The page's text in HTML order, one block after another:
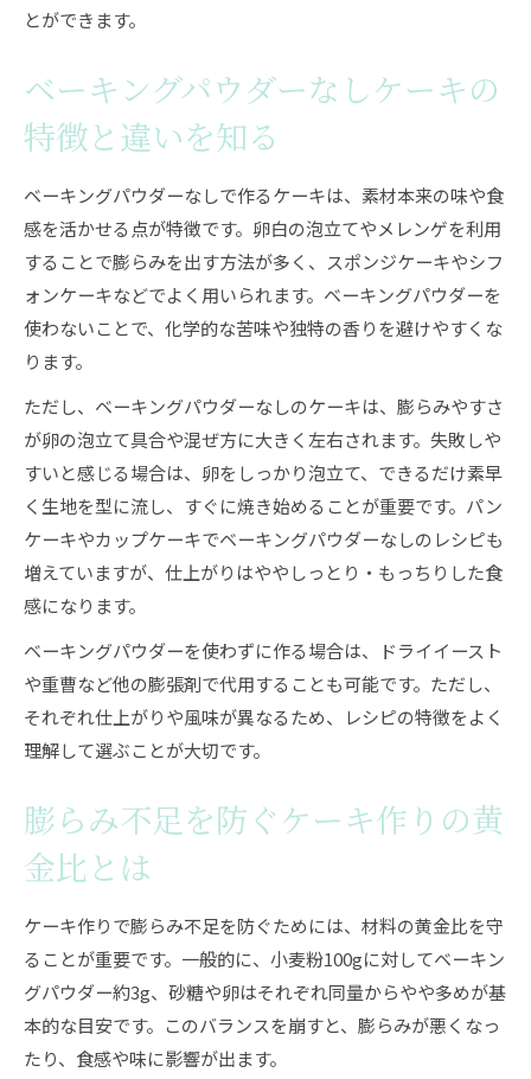
とができます。
ベーキングパウダーなしケーキの
特徴と違いを知る
ベーキングパウダーなしで作るケーキは、素材本来の味や食
感を活かせる点が特徴です。卵白の泡立てやメレンゲを利用
することで膨らみを出す方法が多く、スポンジケーキやシフ
ォンケーキなどでよく用いられます。ベーキングパウダーを
使わないことで、化学的な苦味や独特の香りを避けやすくな
ります。
ただし、ベーキングパウダーなしのケーキは、膨らみやすさ
が卵の泡立て具合や混ぜ方に大きく左右されます。失敗しや
すいと感じる場合は、卵をしっかり泡立て、できるだけ素早
く生地を型に流し、すぐに焼き始めることが重要です。パン
ケーキやカップケーキでベーキングパウダーなしのレシピも
増えていますが、仕上がりはややしっとり・もっちりした食
感になります。
ベーキングパウダーを使わずに作る場合は、ドライイースト
や重曹など他の膨張剤で代用することも可能です。ただし、
それぞれ仕上がりや風味が異なるため、レシピの特徴をよく
理解して選ぶことが大切です。
膨らみ不足を防ぐケーキ作りの黄
金比とは
ケーキ作りで膨らみ不足を防ぐためには、材料の黄金比を守
ることが重要です。一般的に、小麦粉100gに対してベーキン
グパウダー約3g、砂糖や卵はそれぞれ同量からやや多めが基
本的な目安です。このバランスを崩すと、膨らみが悪くなっ
たり、食感や味に影響が出ます。